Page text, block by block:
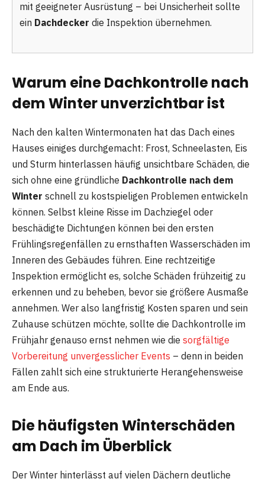
mit geeigneter Ausrüstung – bei Unsicherheit sollte
ein Dachdecker die Inspektion übernehmen.
Warum eine Dachkontrolle nach
dem Winter unverzichtbar ist
Nach den kalten Wintermonaten hat das Dach eines
Hauses einiges durchgemacht: Frost, Schneelasten, Eis
und Sturm hinterlassen häufig unsichtbare Schäden, die
sich ohne eine gründliche Dachkontrolle nach dem
Winter schnell zu kostspieligen Problemen entwickeln
können. Selbst kleine Risse im Dachziegel oder
beschädigte Dichtungen können bei den ersten
Frühlingsregenfällen zu ernsthaften Wasserschäden im
Inneren des Gebäudes führen. Eine rechtzeitige
Inspektion ermöglicht es, solche Schäden frühzeitig zu
erkennen und zu beheben, bevor sie größere Ausmaße
annehmen. Wer also langfristig Kosten sparen und sein
Zuhause schützen möchte, sollte die Dachkontrolle im
Frühjahr genauso ernst nehmen wie die sorgfältige
Vorbereitung unvergesslicher Events – denn in beiden
Fällen zahlt sich eine strukturierte Herangehensweise
am Ende aus.
Die häufigsten Winterschäden
am Dach im Überblick
Der Winter hinterlässt auf vielen Dächern deutliche